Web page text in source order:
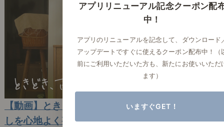
【動画】ときどき、古いもの｜隠す収納で、暮ら
しを心地よく整えて。
アプリリニューアル記念クーポン配
中！
アプリのリニューアルを記念して、ダウンロード
アップデートですぐに使えるクーポン配布中！（
前にご利用いただいた方も、新たにお使いいただ
ます）
いますぐGET！